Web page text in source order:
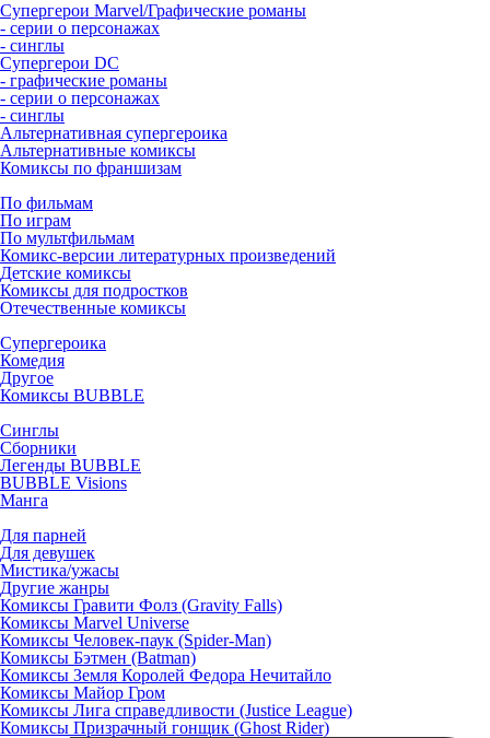
Супергерои Marvel/Графические романы
- серии о персонажах
- синглы
Супергерои DC
- графические романы
- серии о персонажах
- синглы
Альтернативная супергероика
Альтернативные комиксы
Комиксы по франшизам
По фильмам
По играм
По мультфильмам
Комикс-версии литературных произведений
Детские комиксы
Комиксы для подростков
Отечественные комиксы
Супергероика
Комедия
Другое
Комиксы BUBBLE
Синглы
Сборники
Легенды BUBBLE
BUBBLE Visions
Манга
Для парней
Для девушек
Мистика/ужасы
Другие жанры
Комиксы Гравити Фолз (Gravity Falls)
Комиксы Marvel Universe
Комиксы Человек-паук (Spider-Man)
Комиксы Бэтмен (Batman)
Комиксы Земля Королей Федора Нечитайло
Комиксы Майор Гром
Комиксы Лига справедливости (Justice League)
Комиксы Призрачный гонщик (Ghost Rider)